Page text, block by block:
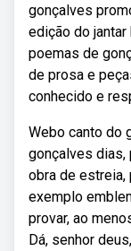
gonçalves
edição do
poemas de
de prosa e
conhecido e
Webo canto do
gonçalves dias,
obra de estreia,
exemplo
provar, ao
Dá, senhor